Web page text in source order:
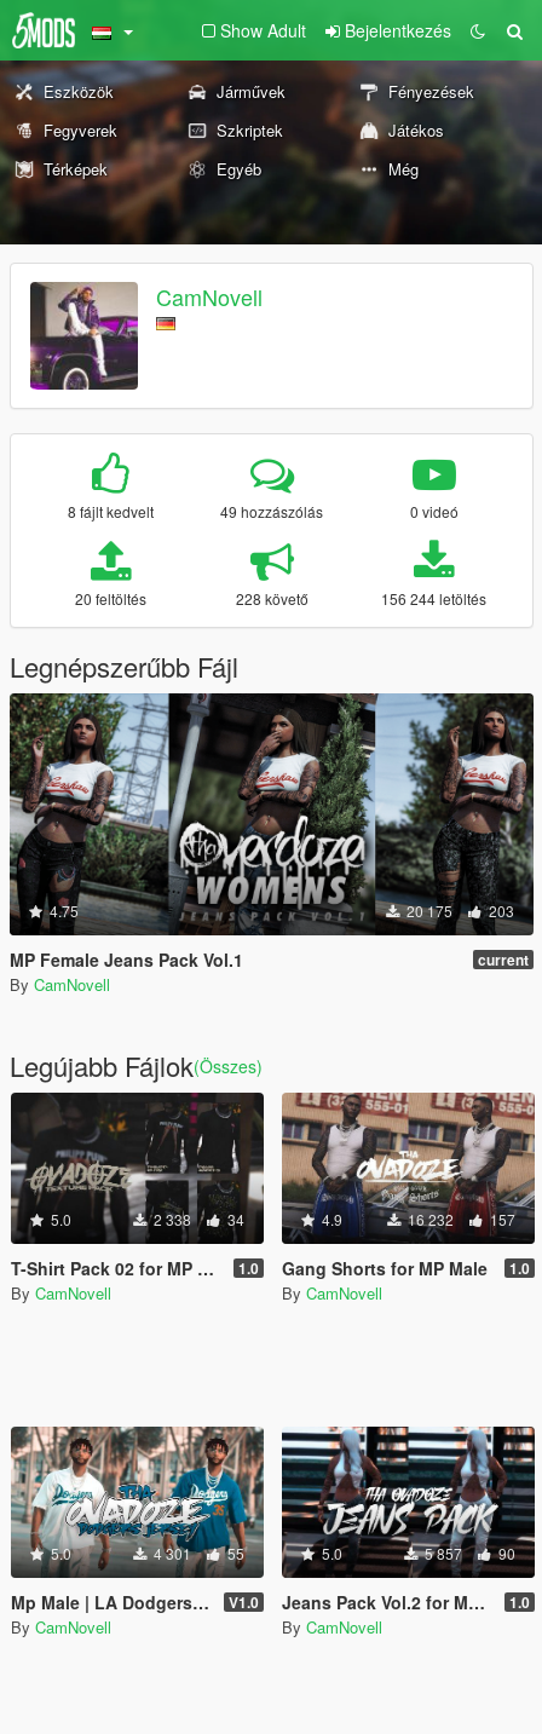
Show Adult Bejelentkezés
Eszközök Járművek
Fényezések
Fegyverek
Szkriptek
Játékos
Térképek
Egyéb Még
CamNovell
8 fájlt kedvelt 49 hozzászólás 0 videó
20 feltöltés 228 követő 156 244 letöltés
Legnépszerűbb Fájl
4.75 20 175 203
MP Female Jeans Pack Vol.1 current
By CamNovell
Legújabb Fájlok(Összes)
5.0 2 338 34
T-Shirt Pack 02 for MP Male 1.0
By CamNovell
4.9 16 232 157
Gang Shorts for MP Male 1.0
By CamNovell
5.0 4 301 55
Mp Male | LA Dodgers Jersey V1.0
By CamNovell
5.0 5 857 90
Jeans Pack Vol.2 for MP Female 1.0
By CamNovell